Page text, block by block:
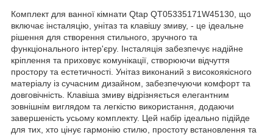
Комплект для ванної кімнати Qtap QT05335171W45130, що
включає інсталяцію, унітаз та клавішу змиву, - це ідеальне
рішення для створення стильного, зручного та
функціонального інтер'єру. Інсталяція забезпечує надійне
кріплення та приховує комунікації, створюючи відчуття
простору та естетичності. Унітаз виконаний з високоякісного
матеріалу із сучасним дизайном, забезпечуючи комфорт та
довговічність. Клавіша змиву відрізняється елегантним
зовнішнім виглядом та легкістю використання, додаючи
завершеність усьому комплекту. Цей набір ідеально підійде
для тих, хто цінує гармонію стилю, простоту встановлення та